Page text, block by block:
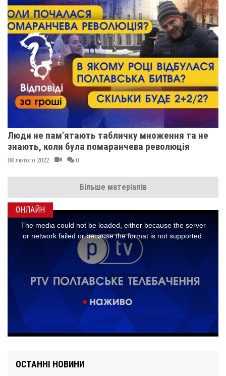
ОНЛАЙН
ОСТАННІ НОВИНИ
Люди не пам'ятають табличку множення та не
знають, коли була помаранчева революція
08 лютого 2022 0
Більше матеріалів